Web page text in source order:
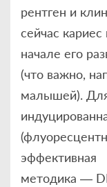
рентген и
сейчас
начале его
(что важно,
малышей).
эффективная
методика —